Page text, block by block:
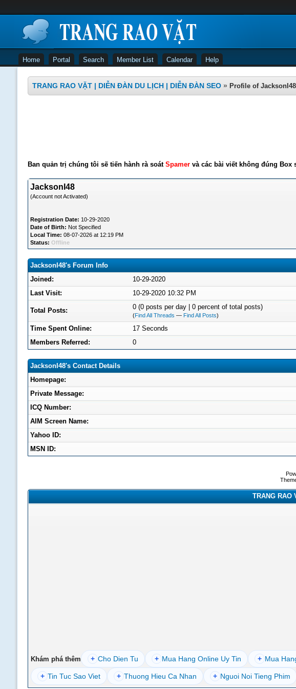
Home Portal Search Member List Calendar Help
TRANG RAO VẶT | DIỄN ĐÀN DU LỊCH | DIỄN ĐÀN SEO » Profile of JacksonI48
Ban quản trị chúng tôi sẽ tiến hành rà soát Spamervà các bài viết không đúng Box
JacksonI48
(Account not Activated)
Registration Date: 10-29-2020
Date of Birth: Not Specified
Local Time: 08-07-2026 at 12:19 PM
Status: Offline
JacksonI48's Forum Info
Joined:
10-29-2020
Last Visit:
10-29-2020 10:32 PM
Total Posts: 0 (0 posts per day | 0 percent of total posts)
(Find All Threads — Find All Posts)
Time Spent Online:
17 Seconds
Members Referred:
0
JacksonI48's Contact Details
Homepage:
Private Message:
ICQ Number:
AIM Screen Name:
Yahoo ID:
MSN ID:
TRANG RAO
Khám phá thêm + Cho Dien Tu + Mua Hang Online Uy Tin + Mua
+ Tin Tuc Sao Viet + Thuong Hieu Ca Nhan + Nguoi Noi Tieng Phim